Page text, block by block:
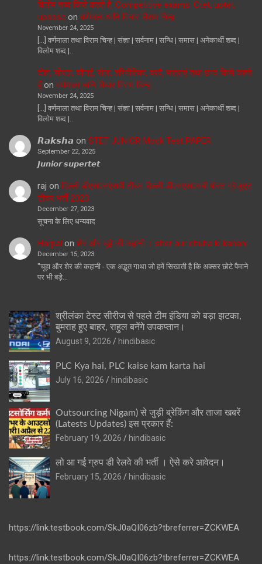
विलोम शब्द किसे कहते हैं, Competitive exams. Ctet, uptet,
upsssc on वर्णमाला ध्वनि विचार विराम चिन्ह
November 24, 2025
[…] वर्णमाला तथा विराम चिन्ह | संज्ञा | सर्वनाम | सन्धि | समास | अनेकार्थी शब्द |
विलोम शब्द |…
दोहा, सोरठा, चौपाई, रोला, हरिगीतिका, बरवै, मात्राएं तथा छन्द किसे कहते
हैंon वर्णमाला ध्वनि विचार विराम चिन्ह
November 24, 2025
[…] वर्णमाला तथा विराम चिन्ह | संज्ञा | सर्वनाम | सन्धि | समास | अनेकार्थी शब्द |
विलोम शब्द |…
𝙍𝙖𝙠𝙨𝙝𝙖 on STET JUNIOR Mock Test PAPER
September 22, 2025
𝙅𝙪𝙣𝙞𝙤𝙧 𝙨𝙪𝙥𝙚𝙧𝙩𝙚𝙩
raj on दिल्ली डीएसएसएसबी टीचर दिल्ली डीएसएसएसबी पोस्ट ग्रेजुएट
टीचर भर्ती 2023
December 27, 2023
सूचना के लिए धन्यवाद
Harpal on शेर और चूहे की कहानी । sher aur chuha ki kahani
December 15, 2023
"चूहा और शेर की कहानी - एक अद्भुत गाथा जो हमें सिखाती है कि अक्सर छोटे पैमाने
पर भी बड़े…
श्रीलंका टेस्ट सीरीज से पहले टीम इंडिया को बड़ा झटका,
बुमराह हुए बाहर, राहुल बनेंगे उपकप्तान।
August 9, 2026
hindibasic
PLC Kya hai, PLC kaise kam karta hai
July 16, 2026
hindibasic
Outsourcing Nigam) से जुड़ी ब्रेकिंग और ताजा खबरें
(Latests Updates) इस प्रकार हैं:
February 19, 2026
hindibasic
लो आ गई ग्रुप डी रेलवे की भर्ती । ऐसे करे आवेदन।
February 15, 2026
hindibasic
https://link.testbook.com/SkJ0aQI06zb?tbreferrer=ZCKWEA
https://link.testbook.com/SkJ0aQI06zb?tbreferrer=ZCKWEA